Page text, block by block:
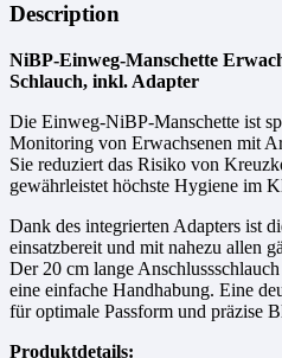
Description
NiBP-Einweg-Manschette
Schlauch, inkl. Adapter
Die Einweg-NiBP-Manschette ist
Monitoring von Erwachsenen mit
Sie reduziert das Risiko von
gewährleistet höchste Hygiene im
Dank des integrierten Adapters ist
einsatzbereit und mit nahezu allen
Der 20 cm lange
eine einfache Handhabung. Eine
für optimale Passform und präzise
Produktdetails: